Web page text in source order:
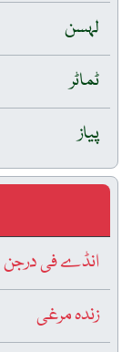
لہسن
ٹماٹر
پیاز
انڈے فی درجن
زندہ مرغی